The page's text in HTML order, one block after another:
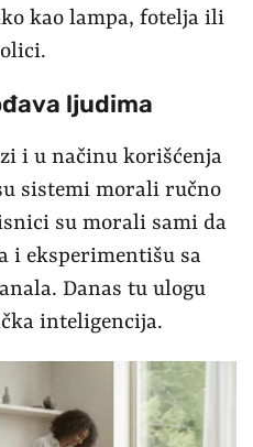
kao lampa, fotelja ili
ljudima
i u načinu korišćenja
sistemi morali ručno
su morali sami da
i eksperimentišu sa
Danas tu ulogu
inteligencija.